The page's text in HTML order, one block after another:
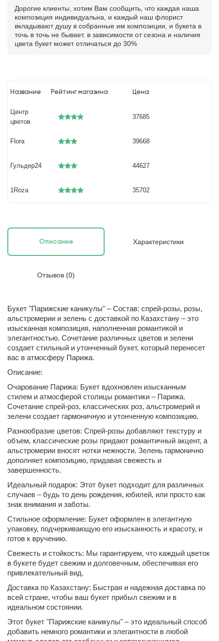
Дорогие клиенты, хотим Вам сообщить, что каждая наша
композиция индивидуальна, и каждый наш флорист
вкладывают душу в собранные им композиции, и букета в
точь в точь не бывает. в зависимости от сезона и наличия
цвета букет может отличаться до 30%
Название Рейтинг магазина Цена
Центр
цветов
37685
Flora 39668
Гульдер24 44627
1Roza 35702
Описание Характеристики
Отзывов (0)
Букет "Парижские каникулы" – Состав: спрей-розы, розы,
альстромерии и зелень с доставкой по Казахстану – это
изысканная композиция, наполненная романтикой и
элегантностью. Сочетание различных цветов и зелени
создает стильный и утонченный букет, который перенесет
вас в атмосферу Парижа.
Описание:
Очарование Парижа: Букет вдохновлен изысканным
стилем и атмосферой столицы романтики – Парижа.
Сочетание спрей-роз, классических роз, альстромерий и
зелени создает гармоничную и утонченную композицию.
Разнообразие цветов: Спрей-розы добавляют текстуру и
объем, классические розы придают романтичный акцент, а
альстромерии вносят нотки нежности. Зелень гармонично
дополняет композицию, придавая свежесть и
завершенность.
Идеальный подарок: Этот букет подходит для различных
случаев – будь то день рождения, юбилей, или просто как
знак внимания и заботы.
Стильное оформление: Букет оформлен в элегантную
упаковку, подчеркивающую его изысканность и красоту, и
готов к вручению.
Свежесть и стойкость: Мы гарантируем, что каждый цветок
в букете будет свежим и долговечным, обеспечивая его
привлекательный вид.
Доставка по Казахстану: Быстрая и надежная доставка по
всей стране, чтобы ваш букет прибыл свежим и в
идеальном состоянии.
Этот букет "Парижские каникулы" – это идеальный способ
добавить немного романтики и элегантности в любой